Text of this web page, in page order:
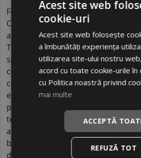
Fortune este brandul de vârf al
Chengshan, un gigant industrial cu
angajați și centre de producție
Thailanda. Brandul activează la
sponsor oficial în diverse competiții
conferă o vizibilitate sporită în peste
ce separă Fortune de restul
este parteneriatul strategic cu
pentru cercetarea compușilor de
tehnologii precum "Nano-Silica" ce
aderența instantanee. În timp ce
brandurilor low-cost sunt generice,
diferențiază prin specializarea în
Acest site web
cookie-uri
Acest site web folosește
a îmbunătăți experiența
utilizarea site-ului nostru
acord cu toate cookie-urile
cu Politica noastră privind
mai multe
ACCEPTĂ
REFUZĂ TOT